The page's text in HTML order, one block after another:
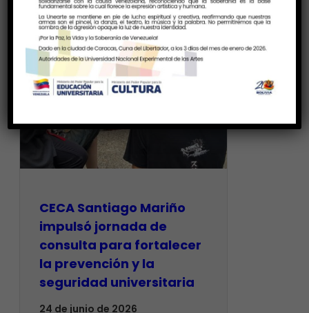
CECA Santiago Mariño
impulsó jornada de
consulta para fortalecer
la prevención y la
seguridad universitaria
24 de junio de 2026